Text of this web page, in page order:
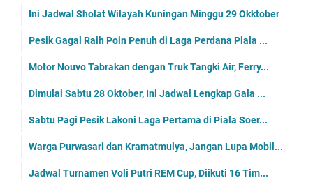
Ini Jadwal Sholat Wilayah Kuningan Minggu 29 Okktober
Pesik Gagal Raih Poin Penuh di Laga Perdana Piala ...
Motor Nouvo Tabrakan dengan Truk Tangki Air, Ferry...
Dimulai Sabtu 28 Oktober, Ini Jadwal Lengkap Gala ...
Sabtu Pagi Pesik Lakoni Laga Pertama di Piala Soer...
Warga Purwasari dan Kramatmulya, Jangan Lupa Mobil...
Jadwal Turnamen Voli Putri REM Cup, Diikuti 16 Tim...